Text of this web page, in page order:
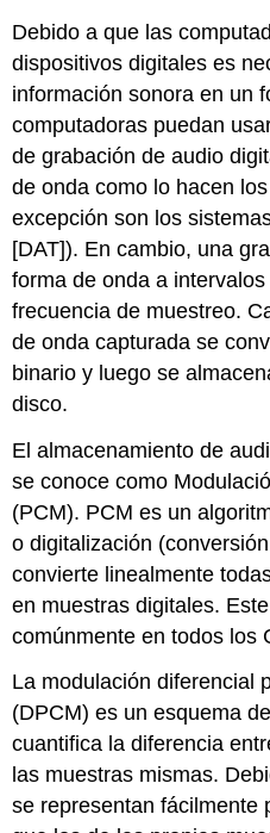
Debido a que las
dispositivos digitales es
información sonora en un
computadoras puedan
de grabación de audio
de onda como lo hacen
excepción son los
[DAT]). En cambio, una
forma de onda a
frecuencia de muestreo.
de onda capturada se
binario y luego se
disco.
El almacenamiento de
se conoce como
(PCM). PCM es un
o digitalización
convierte linealmente
en muestras digitales.
comúnmente en todos los
La modulación diferencial
(DPCM) es un esquema
cuantifica la diferencia
las muestras mismas.
se representan fácilmente